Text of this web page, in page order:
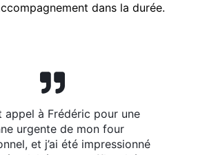
dans la durée.
appel à Frédéric pour une
urgente de mon four
et j’ai été impressionné